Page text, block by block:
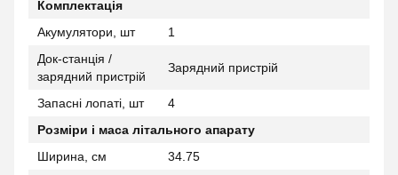
Комплектація
Акумулятори, шт
1
Док-станція /
зарядний пристрій
Зарядний пристрій
Запасні лопаті, шт
4
Розміри і маса літального апарату
Ширина, см
34.75